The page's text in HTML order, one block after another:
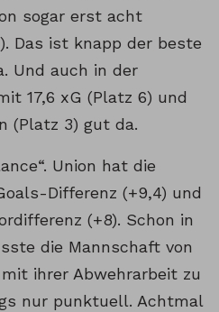
sogar erst acht
Das ist knapp der beste
Und auch in der
17,6 xG (Platz 6) und
(Platz 3) gut da.
Union hat die
Differenz (+9,4) und
(+8). Schon in
die Mannschaft von
ihrer Abwehrarbeit zu
nur punktuell. Achtmal